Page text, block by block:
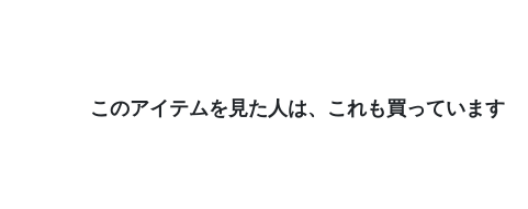
このアイテムを見た人は、これも買っています